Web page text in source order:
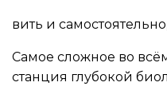
вить и
Самое сложное во
станция глубокой